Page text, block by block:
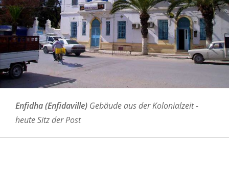
Enfidha (Enfidaville) Gebäude aus der Kolonialzeit -
heute Sitz der Post